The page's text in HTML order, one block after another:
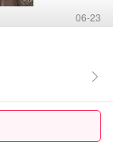
06-23